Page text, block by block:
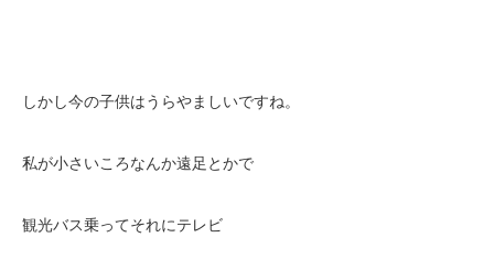
しかし今の子供はうらやましいですね。
私が小さいころなんか遠足とかで
観光バス乗ってそれにテレビ